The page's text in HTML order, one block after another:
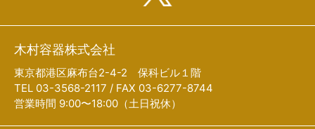
木村容器株式会社
東京都港区麻布台2-4-2 保科ビル１階
TEL 03-3568-2117 / FAX 03-6277-8744
営業時間 9:00〜18:00（土日祝休）